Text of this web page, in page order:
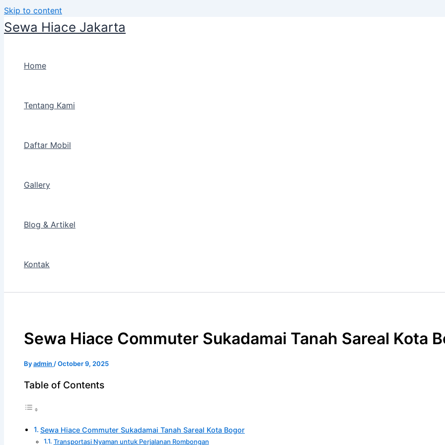
Skip to content
Sewa Hiace Jakarta
Home
Tentang Kami
Daftar Mobil
Gallery
Blog & Artikel
Kontak
Sewa Hiace Commuter Sukadamai Tanah Sareal Kota
Byadmin /October 9, 2025
Table of Contents
Sewa Hiace Commuter Sukadamai Tanah Sareal Kota Bogor
Transportasi Nyaman untuk Perjalanan Rombongan